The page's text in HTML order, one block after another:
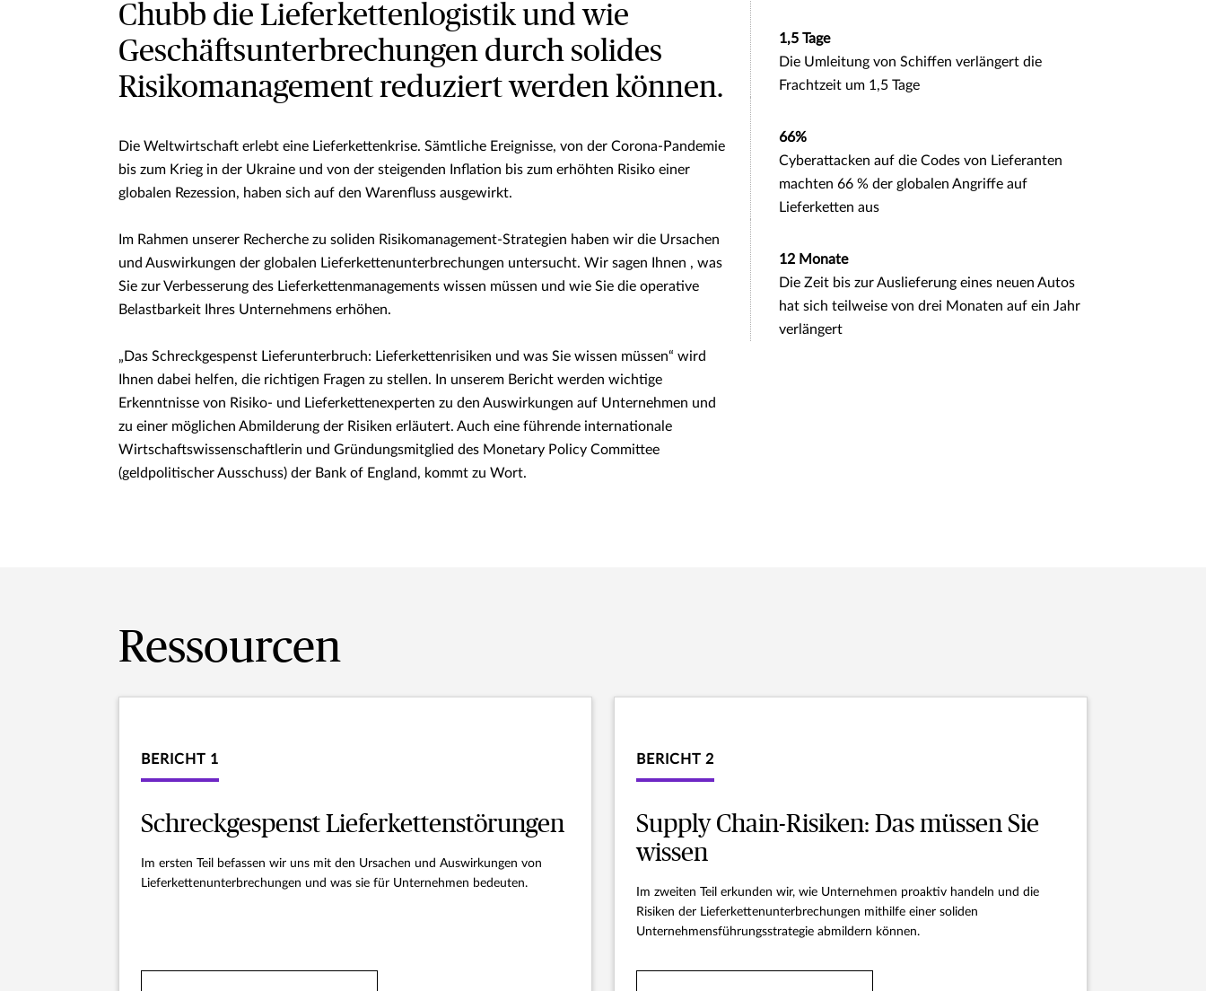
Chubb die Lieferkettenlogistik und wie
Geschäftsunterbrechungen durch solides
Risikomanagement reduziert werden können.
Die Weltwirtschaft erlebt eine Lieferkettenkrise. Sämtliche Ereignisse, von der Corona-Pandemie
bis zum Krieg in der Ukraine und von der steigenden Inflation bis zum erhöhten Risiko einer
globalen Rezession, haben sich auf den Warenfluss ausgewirkt.
Im Rahmen unserer Recherche zu soliden Risikomanagement-Strategien haben wir die Ursachen
und Auswirkungen der globalen Lieferkettenunterbrechungen untersucht. Wir sagen Ihnen , was
Sie zur Verbesserung des Lieferkettenmanagements wissen müssen und wie Sie die operative
Belastbarkeit Ihres Unternehmens erhöhen.
„Das Schreckgespenst Lieferunterbruch: Lieferkettenrisiken und was Sie wissen müssen“ wird
Ihnen dabei helfen, die richtigen Fragen zu stellen. In unserem Bericht werden wichtige
Erkenntnisse von Risiko- und Lieferkettenexperten zu den Auswirkungen auf Unternehmen und
zu einer möglichen Abmilderung der Risiken erläutert. Auch eine führende internationale
Wirtschaftswissenschaftlerin und Gründungsmitglied des Monetary Policy Committee
(geldpolitischer Ausschuss) der Bank of England, kommt zu Wort.
1,5 Tage
Die Umleitung von Schiffen verlängert die
Frachtzeit um 1,5 Tage
66%
Cyberattacken auf die Codes von Lieferanten
machten 66 % der globalen Angriffe auf
Lieferketten aus
12 Monate
Die Zeit bis zur Auslieferung eines neuen Autos
hat sich teilweise von drei Monaten auf ein Jahr
verlängert
Ressourcen
BERICHT 1
Schreckgespenst Lieferkettenstörungen
Im ersten Teil befassen wir uns mit den Ursachen und Auswirkungen von
Lieferkettenunterbrechungen und was sie für Unternehmen bedeuten.
BERICHT 2
Supply Chain-Risiken: Das müssen Sie
wissen
Im zweiten Teil erkunden wir, wie Unternehmen proaktiv handeln und die
Risiken der Lieferkettenunterbrechungen mithilfe einer soliden
Unternehmensführungsstrategie abmildern können.